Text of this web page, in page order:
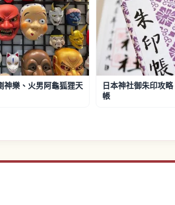
神樂、火男阿龜狐狸天
日本神社御朱印攻
帳